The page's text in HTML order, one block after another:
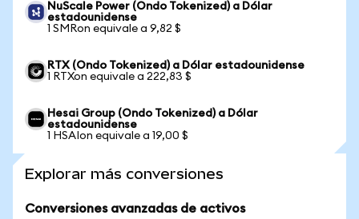
NuScale Power (Ondo Tokenized) a Dólar
estadounidense
1 SMRon equivale a 9,82 $
RTX (Ondo Tokenized) a Dólar estadounidense
1 RTXon equivale a 222,83 $
Hesai Group (Ondo Tokenized) a Dólar
estadounidense
1 HSAIon equivale a 19,00 $
Explorar más conversiones
Conversiones avanzadas de activos